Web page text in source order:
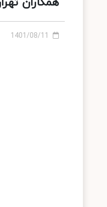
1401/08/11